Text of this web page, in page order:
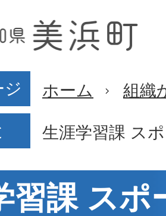
ジ ホーム 組織
生涯学習課 ス
習課 スポ